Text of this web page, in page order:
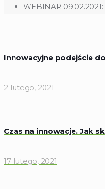
WEBINAR
Innowacyjne podejście
2 lutego, 2021
Czas na innowacje. Jak
17 lutego, 2021